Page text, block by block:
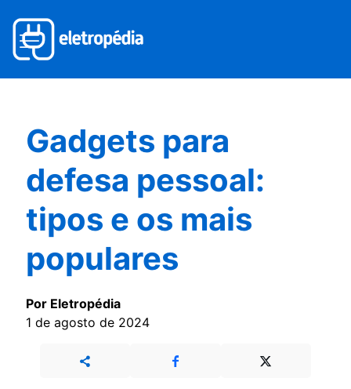
Gadgets para
defesa pessoal:
tipos e os mais
populares
Por Eletropédia
1 de agosto de 2024